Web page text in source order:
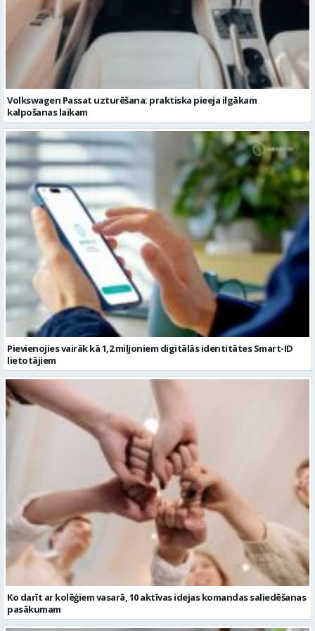
Volkswagen Passat uzturēšana: praktiska pieeja ilgākam
kalpošanas laikam
Pievienojies vairāk kā 1,2 miljoniem digitālās identitātes Smart-ID
lietotājiem
Ko darīt ar kolēģiem vasarā, 10 aktīvas idejas komandas saliedēšanas
pasākumam